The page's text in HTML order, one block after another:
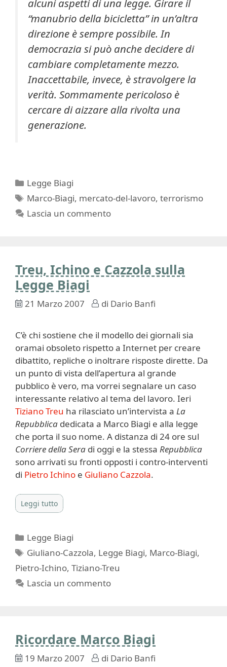
alcuni aspetti di una legge. Girare il
“manubrio della bicicletta” in un’altra
direzione è sempre possibile. In
democrazia si può anche decidere di
cambiare completamente mezzo.
Inaccettabile, invece, è stravolgere la
verità. Sommamente pericoloso è
cercare di aizzare alla rivolta una
generazione.
Categorie
Legge Biagi
Tag
Marco-Biagi, mercato-del-lavoro,terrorismo
Lascia un commento
Treu, Ichino e Cazzola sulla
Legge Biagi
21 Marzo 2007 di Dario Banfi
C’è chi sostiene che il modello dei giornali sia
oramai obsoleto rispetto a Internet per creare
dibattito, repliche o inoltrare risposte dirette. Da
un punto di vista dell’apertura al grande
pubblico è vero, ma vorrei segnalare un caso
interessante relativo al tema del lavoro. Ieri
Tiziano Treu ha rilasciato un’intervista a La
Repubblica dedicata a Marco Biagi e alla legge
che porta il suo nome. A distanza di 24 ore sul
Corriere della Sera di oggi e la stessa Repubblica
sono arrivati su fronti opposti i contro-interventi
di Pietro Ichino e Giuliano Cazzola.
Leggi tutto
Categorie
Legge Biagi
Tag
Giuliano-Cazzola, Legge Biagi, Marco-Biagi,
Pietro-Ichino, Tiziano-Treu
Lascia un commento
Ricordare Marco Biagi
19 Marzo 2007 di Dario Banfi